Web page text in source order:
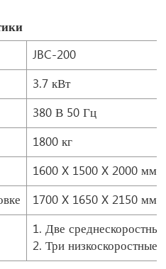
JBC-200
3.7 кВт
380 В 50 Гц
1800 кг
1600 X 1500 X 2000 мм
1700 X 1650 X 2150 мм
1. Две
2. Три низкоскоростные